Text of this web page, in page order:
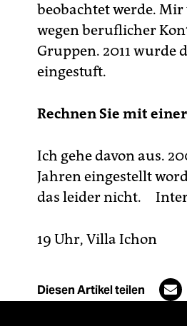
beobachtet werde.
wegen beruflicher
Gruppen. 2011 wurde
eingestuft.
Rechnen Sie mit
Ich gehe davon aus.
Jahren eingestellt
das leider nicht.
19 Uhr, Villa Ichon
Diesen Artikel teilen